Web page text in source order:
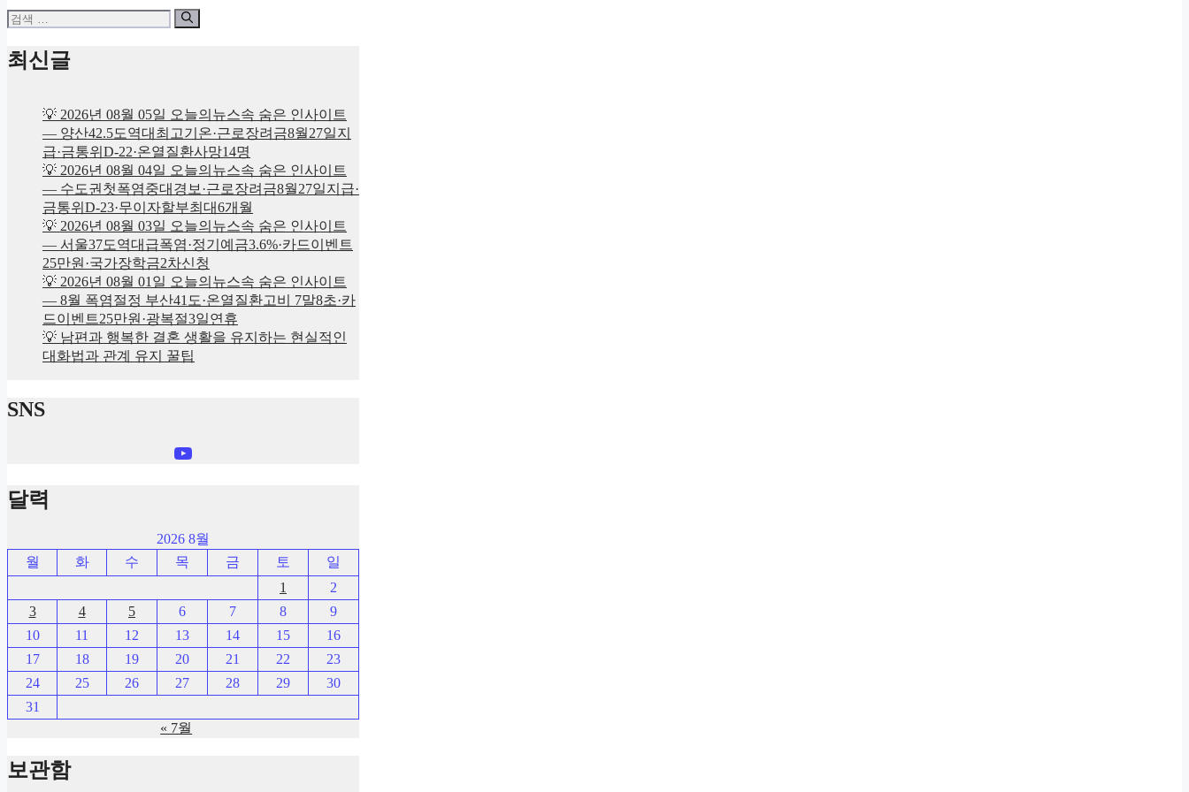
검
최신글
💡 2026년 08월 05일 오늘의뉴스속 숨은 인사이트
— 양산42.5도역대최고기온·근로장려금8월27일지
급·금통위D-22·온열질환사망14명
💡 2026년 08월 04일 오늘의뉴스속 숨은 인사이트
— 수도권첫폭염중대경보·근로장려금8월27일지급·
금통위D-23·무이자할부최대6개월
💡 2026년 08월 03일 오늘의뉴스속 숨은 인사이트
— 서울37도역대급폭염·정기예금3.6%·카드이벤트
25만원·국가장학금2차신청
💡 2026년 08월 01일 오늘의뉴스속 숨은 인사이트
— 8월 폭염절정 부산41도·온열질환고비 7말8초·카
드이벤트25만원·광복절3일연휴
💡 남편과 행복한 결혼 생활을 유지하는 현실적인
대화법과 관계 유지 꿀팁
SNS
YouTube
달력
2026 8월
월
화 수 목 금 토
일
1
2
3
4 5 6 7 8
9
10
11 12 13 14 15
16
17
18 19 20 21 22
23
24
25 26 27 28 29
30
31
« 7월
보관함